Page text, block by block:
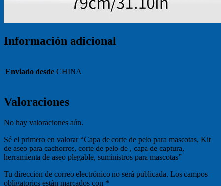
Información adicional
Enviado desde CHINA
Valoraciones
No hay valoraciones aún.
Sé el primero en valorar “Capa de corte de pelo para mascotas, Kit
de aseo para cachorros, corte de pelo de , capa de captura,
herramienta de aseo plegable, suministros para mascotas”
Tu dirección de correo electrónico no será publicada. Los campos
obligatorios están marcados con *